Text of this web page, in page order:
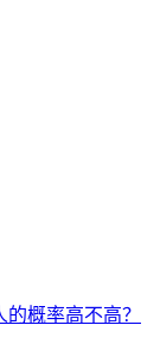
概率高不高？